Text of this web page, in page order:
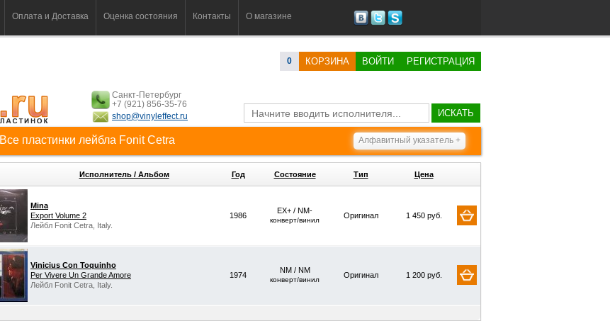
Оплата и Доставка Оценка состояния Контакты О магазине
0 КОРЗИНА ВОЙТИ РЕГИСТРАЦИЯ
Санкт-Петербург
+7 (921) 856-35-76
shop@vinyleffect.ru
ИСКАТЬ
Все пластинки лейбла Fonit Cetra Алфавитный указатель +
Исполнитель / Альбом Год Состояние Тип Цена
Mina
Export Volume 2
Лейбл Fonit Cetra, Italy.
1986
EX+ / NM-
конверт/винил
Оригинал 1 450 руб.
Vinicius Con Toquinho
Per Vivere Un Grande Amore
Лейбл Fonit Cetra, Italy.
1974
NM / NM
конверт/винил
Оригинал 1 200 руб.